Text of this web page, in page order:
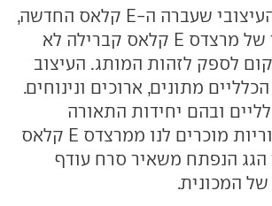
על אף הרנסנס העיצובי שעברה ה-E קלאס החדשה,
עיצובה החיצוני של מרצדס E קלאס קברילה לא
לספק לזהות המותג. העיצוב
מתונים, ארוכים ונינוחים.
ובהם יחידות התאורה
הקדמיות והאחוריות מוכרים לנו ממרצדס E קלאס
הגג הנפתח משאיר סרח עודף
המכונית.